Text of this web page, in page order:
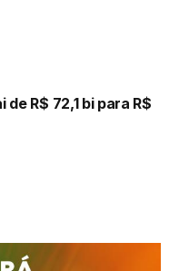
R$ 72,1 bi para R$